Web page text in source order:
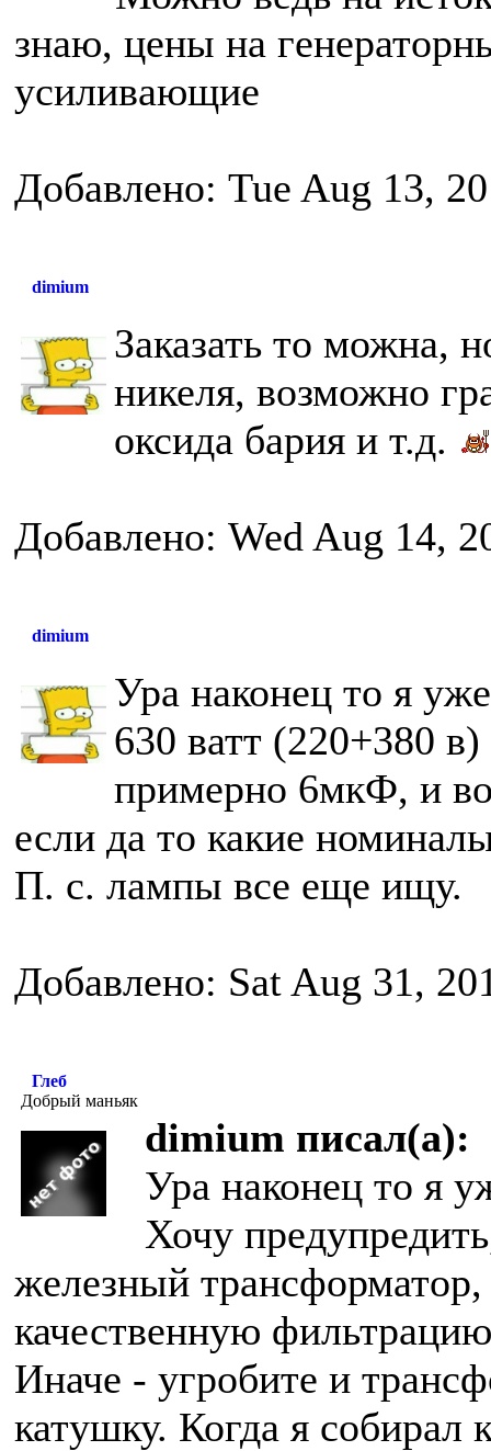
знаю, цены на
усиливающие
Добавлено: Tue Aug 13,
dimium
Заказать то можна,
никеля, возможно
оксида бария и т.д.
Добавлено: Wed Aug 14,
dimium
Ура наконец то я
630 ватт (220+380
примерно 6мкФ, и
если да то какие
П. с. лампы все еще ищу.
Добавлено: Sat Aug 31,
Глеб
Добрый маньяк
dimium писал(а):
Ура наконец то я
Хочу
железный
качественную
Иначе - угробите и
катушку. Когда я собирал